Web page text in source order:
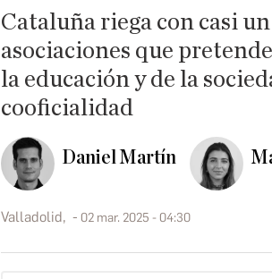
Cataluña riega con casi
asociaciones que
la educación y de la
cooficialidad
Daniel Martín
Valladolid, 02 mar. 2025 - 04:30